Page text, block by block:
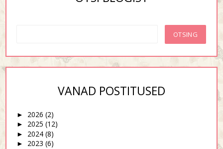
VANAD POSTITUSED
► 2026 (2)
► 2025 (12)
► 2024 (8)
► 2023 (6)